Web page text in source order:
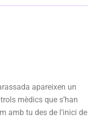
apareixen un
mèdics que s’han
amb tu des de l’inici de